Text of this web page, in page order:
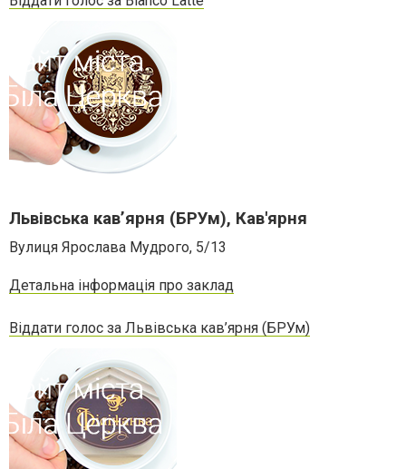
Львівська кав’ярня (БРУм), Кав'ярня
Вулиця Ярослава Мудрого, 5/13
Детальна інформація про заклад
Віддати голос за Львівська кав’ярня (БРУм)